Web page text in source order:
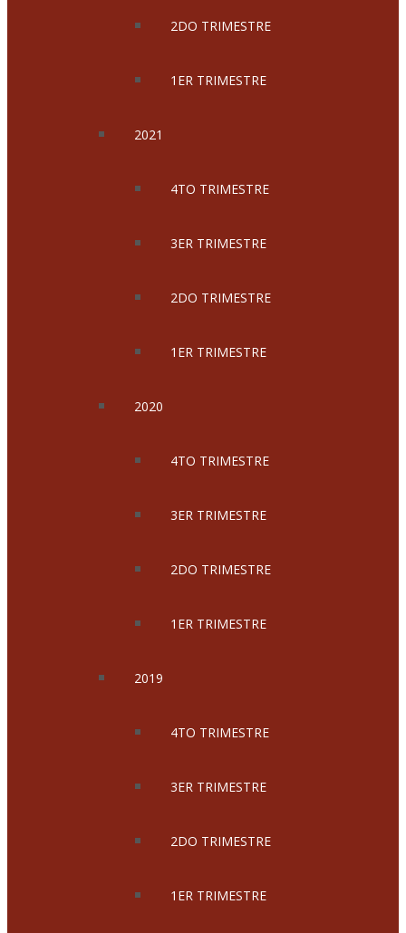
2DO TRIMESTRE
1ER TRIMESTRE
2021
4TO TRIMESTRE
3ER TRIMESTRE
2DO TRIMESTRE
1ER TRIMESTRE
2020
4TO TRIMESTRE
3ER TRIMESTRE
2DO TRIMESTRE
1ER TRIMESTRE
2019
4TO TRIMESTRE
3ER TRIMESTRE
2DO TRIMESTRE
1ER TRIMESTRE